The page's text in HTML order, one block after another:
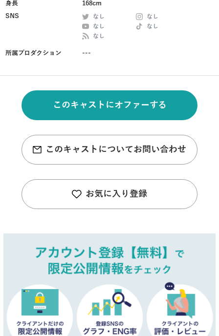
身長
168cm
SNS
なし
なし
なし
なし
なし
所属プロダクション ---
このキャストにオファーする
このキャストについてお問い合わせ
お気に入り登録